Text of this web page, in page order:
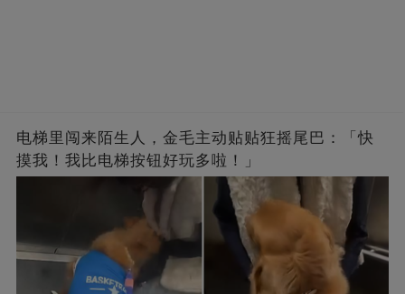
电梯里闯来陌生人，金毛主动贴贴狂摇尾巴：「快
摸我！我比电梯按钮好玩多啦！」